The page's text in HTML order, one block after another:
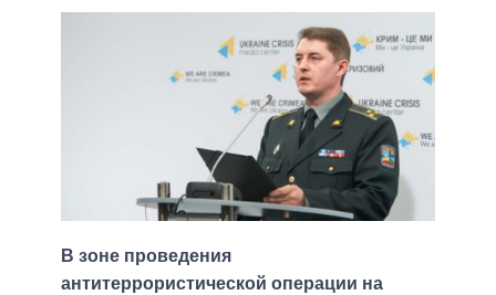
В зоне проведения
антитеррористической операции на